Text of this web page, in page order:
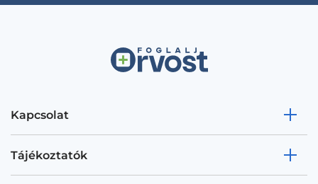
Kapcsolat
Tájékoztatók